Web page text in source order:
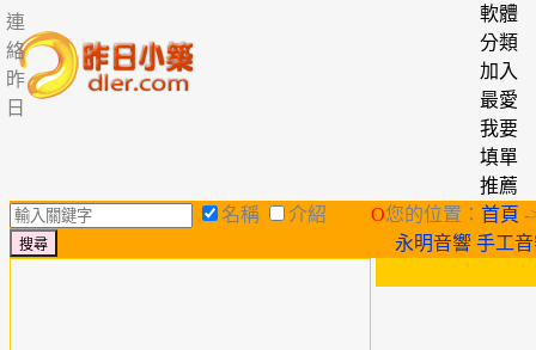
連
絡
昨
日
軟體
分類
加入
最愛
我要
填單
推薦
名稱
介紹 O您的位置： 首頁 -
永明音響 手工